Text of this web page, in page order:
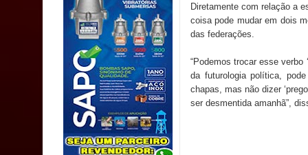
Denise Ribeiro toma posse no Diretório
Dois Gigantes da Poesia Paraibana inspiram a IV
Vereador Davyd Matias reúne cerca de 200
Assembleia Legislativa
Mari marca presença no maior evento de saúde
Diretamente com relação a
coisa pode mudar em dois
das federações.
“Podemos trocar esse verbo
da futurologia política,
chapas, mas não dizer
ser desmentida amanhã”,